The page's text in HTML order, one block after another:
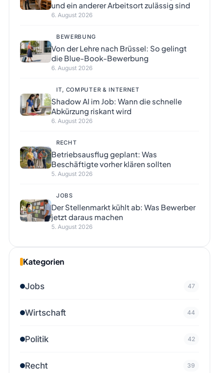
und ein anderer Arbeitsort zulässig sind
6. August 2026
BEWERBUNG
Von der Lehre nach Brüssel: So gelingt
die Blue-Book-Bewerbung
6. August 2026
IT, COMPUTER & INTERNET
Shadow AI im Job: Wann die schnelle
Abkürzung riskant wird
6. August 2026
RECHT
Betriebsausflug geplant: Was
Beschäftigte vorher klären sollten
5. August 2026
JOBS
Der Stellenmarkt kühlt ab: Was Bewerber
jetzt daraus machen
5. August 2026
Kategorien
Jobs 47
Wirtschaft 44
Politik 42
Recht 39